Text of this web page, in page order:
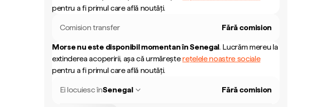
pentru a fi primul care află noutăți.
Comision transfer Fără comision
Morse nu este disponibil momentan înSenegal. Lucrăm mereu la
extinderea acoperirii, așa că urmăreșterețelele noastre sociale
pentru a fi primul care află noutăți.
Ei locuiesc înSenegal Fără comision